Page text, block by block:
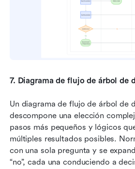
7. Diagrama de flujo de árbol de
Un diagrama de flujo de árbol de
descompone una elección
pasos más pequeños y lógicos
múltiples resultados posibles.
con una sola pregunta y se
“no”, cada una conduciendo a